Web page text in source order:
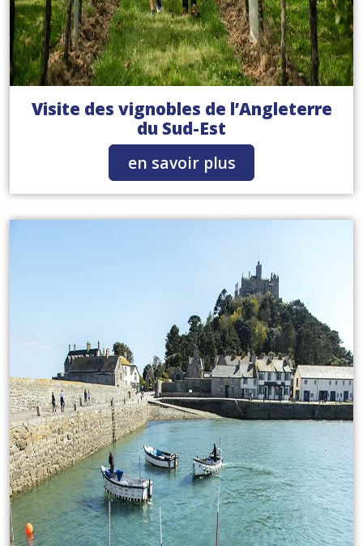
Visite des vignobles de l’Angleterre
du Sud-Est
en savoir plus